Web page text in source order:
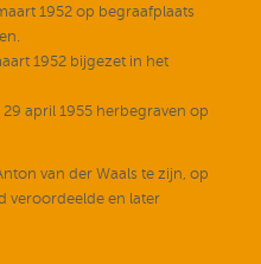
1952 op begraafplaats
1952 bijgezet in het
april 1955 herbegraven op
van der Waals te zijn, op
veroordeelde en later